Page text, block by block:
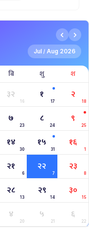
Jul / Aug 2026
बि शु श
३२
16
१
17
२
18
७
23
८
24
९
25
१४
30
१५
31
१६
1
२१
6
२२
7
२३
8
२८
13
२९
14
३०
15
४
20
५
21
६
22